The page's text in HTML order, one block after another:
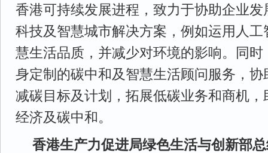
香港可持续发展进程，致力于协助企业
科技及智慧城市解决方案，例如运用人
慧生活品质，并减少对环境的影响。同
身定制的碳中和及智慧生活顾问服务，
减碳目标及计划，拓展低碳业务和商机
经济及碳中和。
香港生产力促进局绿色生活与创新部